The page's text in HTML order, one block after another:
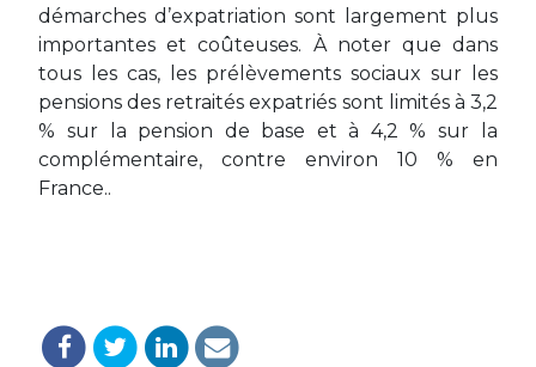
démarches d’expatriation sont largement plus
importantes et coûteuses. À noter que dans
tous les cas, les prélèvements sociaux sur les
pensions des retraités expatriés sont limités à 3,2
% sur la pension de base et à 4,2 % sur la
complémentaire, contre environ 10 % en
France..